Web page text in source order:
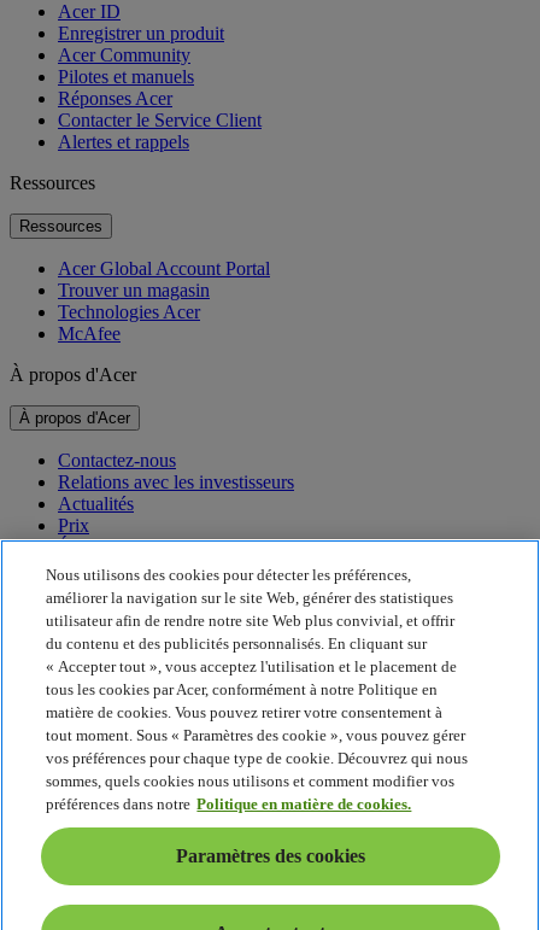
Acer ID
Enregistrer un produit
Acer Community
Pilotes et manuels
Réponses Acer
Contacter le Service Client
Alertes et rappels
Ressources
Ressources
Acer Global Account Portal
Trouver un magasin
Technologies Acer
McAfee
À propos d'Acer
À propos d'Acer
Contactez-nous
Relations avec les investisseurs
Actualités
Prix
Événements
Développement durable
Développement durable
Responsabilité sociale de l'entreprise
Empreinte carbone du produit
Project Humanity
Earthion
Politique de confidentialité
Politique en matière de cookies
Mentions légales
Informations légales supplémentaires
Politique en matière d'accessibilité
Paramètres des cookies
France - Français
Nous utilisons des cookies pour détecter les préférences,
améliorer la navigation sur le site Web, générer des statistiques
utilisateur afin de rendre notre site Web plus convivial, et offrir
du contenu et des publicités personnalisés. En cliquant sur
« Accepter tout », vous acceptez l'utilisation et le placement de
tous les cookies par Acer, conformément à notre Politique en
matière de cookies. Vous pouvez retirer votre consentement à
tout moment. Sous « Paramètres des cookie », vous pouvez gérer
vos préférences pour chaque type de cookie. Découvrez qui nous
sommes, quels cookies nous utilisons et comment modifier vos
préférences dans notre Politique en matière de cookies.
Paramètres des cookies